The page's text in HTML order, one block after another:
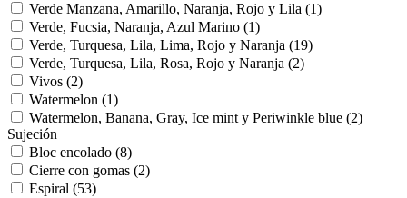
Verde Manzana, Amarillo, Naranja, Rojo y Lila (1)
Verde, Fucsia, Naranja, Azul Marino (1)
Verde, Turquesa, Lila, Lima, Rojo y Naranja (19)
Verde, Turquesa, Lila, Rosa, Rojo y Naranja (2)
Vivos (2)
Watermelon (1)
Watermelon, Banana, Gray, Ice mint y Periwinkle blue (2)
Sujeción
Bloc encolado (8)
Cierre con gomas (2)
Espiral (53)